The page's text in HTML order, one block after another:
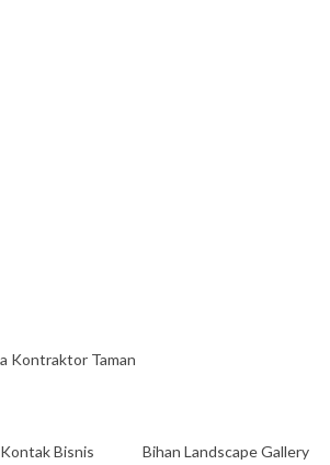
Kontraktor Taman
Kontak Bisnis Bihan Landscape Gallery